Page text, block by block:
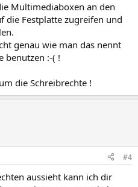
Multimediaboxen an den
die Festplatte zugreifen und
genau wie man das nennt
benutzen :-( !
die Schreibrechte !
#4
aussieht kann ich dir